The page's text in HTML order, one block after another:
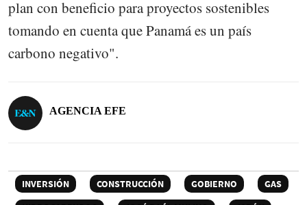
plan con beneficio para proyectos sostenibles
tomando en cuenta que Panamá es un país
carbono negativo".
AGENCIA EFE
INVERSIÓN CONSTRUCCIÓN GOBIERNO
GAS